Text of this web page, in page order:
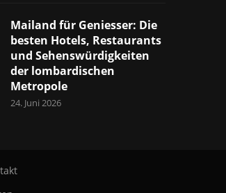
Mailand für Geniesser: Die
besten Hotels, Restaurants
und Sehenswürdigkeiten
der lombardischen
Metropole
24. Juni 2026